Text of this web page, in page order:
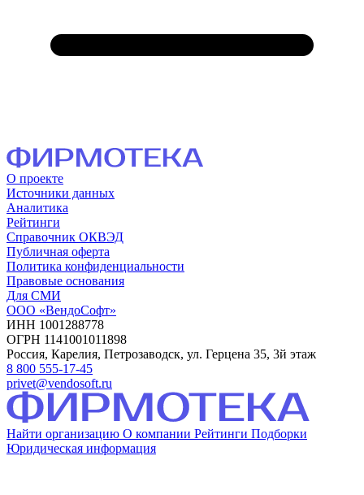
О проекте
Источники данных
Аналитика
Рейтинги
Справочник ОКВЭД
Публичная оферта
Политика конфиденциальности
Правовые основания
Для СМИ
ООО «ВендоСофт»
ИНН 1001288778
ОГРН 1141001011898
Россия, Карелия, Петрозаводск, ул. Герцена 35, 3й этаж
8 800 555-17-45
privet@vendosoft.ru
Найти организацию О компании Рейтинги Подборки
Юридическая информация